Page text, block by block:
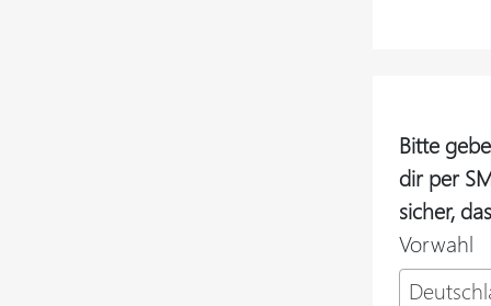
Bitte
dir per
sicher,
Vorwahl